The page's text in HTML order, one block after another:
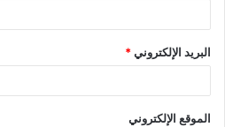
البريد الإلكتروني*
الموقع الإلكتروني